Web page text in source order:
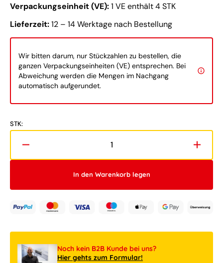
Verpackungseinheit (VE):1 VE enthält 4 STK
Lieferzeit:12 – 14 Werktage nach Bestellung
Wir bitten darum, nur Stückzahlen zu bestellen, die
ganzen Verpackungseinheiten (VE) entsprechen. Bei
Abweichung werden die Mengen im Nachgang
automatisch aufgerundet.
STK:
die
LEGO®
Super
Mario™
Piranha-
Pflanze
die
In den Warenkorb legen
Noch kein B2B Kunde bei uns?
Hier gehts zum Formular!